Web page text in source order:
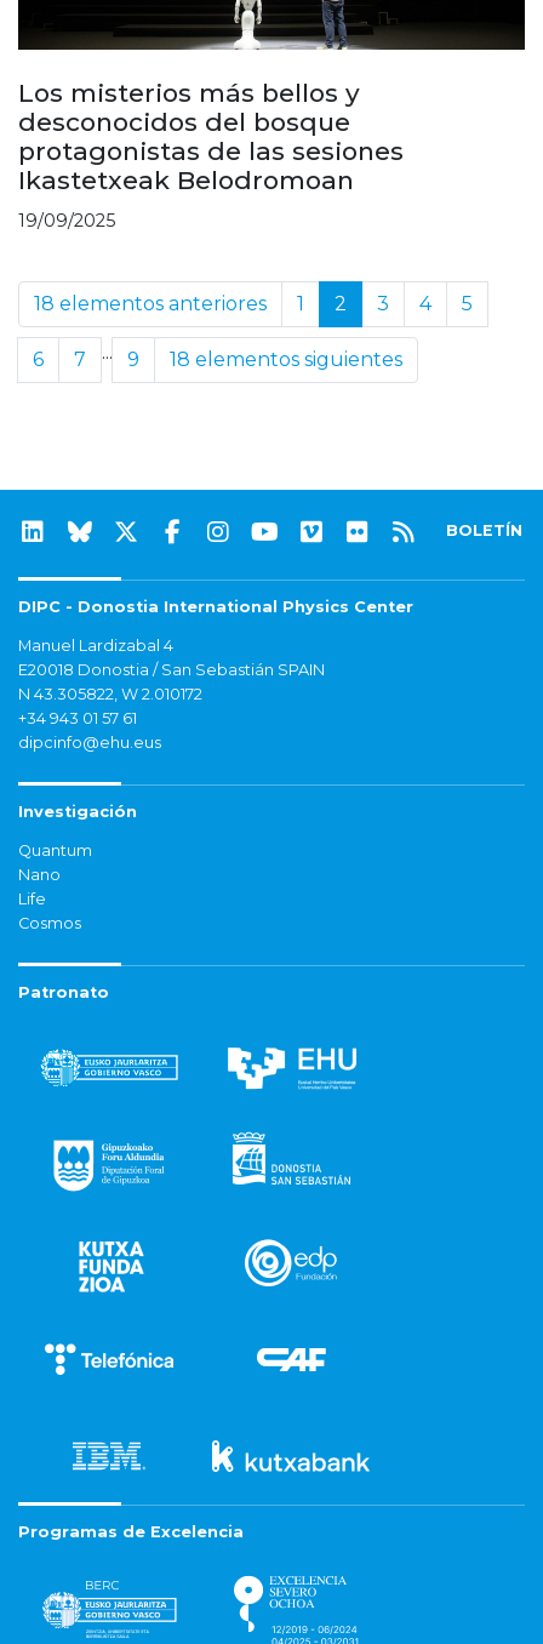
Los misterios más bellos y
desconocidos del bosque
protagonistas de las sesiones
Ikastetxeak Belodromoan
19/09/2025
18 elementos anteriores 1 2 3 4 5
6 7 ... 9 18 elementos siguientes
BOLETÍN
DIPC - Donostia International Physics Center
Manuel Lardizabal 4
E20018 Donostia / San Sebastián SPAIN
N 43.305822, W 2.010172
+34 943 01 57 61
dipcinfo@ehu.eus
Investigación
Quantum
Nano
Life
Cosmos
Patronato
Programas de Excelencia